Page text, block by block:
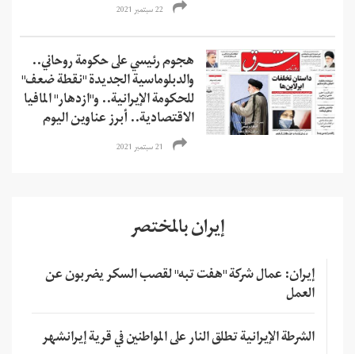
22 سبتمبر 2021
هجوم رئيسي على حكومة روحاني..
والدبلوماسية الجديدة "نقطة ضعف"
للحكومة الإيرانية.. و"ازدهار" المافيا
الاقتصادية.. أبرز عناوين اليوم
21 سبتمبر 2021
إيران بالمختصر
إيران: عمال شركة "هفت تبه" لقصب السكر يضربون عن
العمل
الشرطة الإيرانية تطلق النار على المواطنين في قرية إيرانشهر